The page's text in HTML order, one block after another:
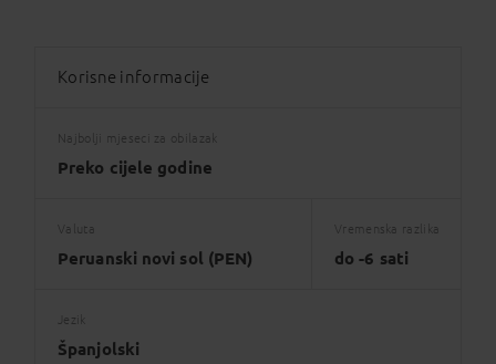
Korisne informacije
Najbolji mjeseci za obilazak
Preko cijele godine
Valuta Vremenska razlika
Peruanski novi sol (PEN) do -6 sati
Jezik
Španjolski